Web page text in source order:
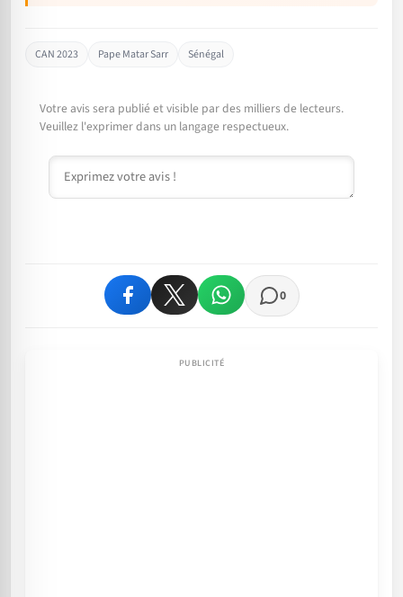
CAN 2023 Pape Matar Sarr Sénégal
Votre avis sera publié et visible par des milliers de lecteurs.
Veuillez l'exprimer dans un langage respectueux.
Commentaire
0